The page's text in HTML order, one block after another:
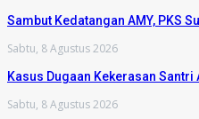
Sambut Kedatangan AMY, PKS
Sabtu, 8 Agustus 2026
Kasus Dugaan Kekerasan
Sabtu, 8 Agustus 2026